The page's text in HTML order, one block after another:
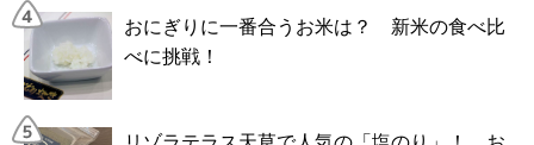
おにぎりに一番合うお米は？ 新米の食べ比
べに挑戦！